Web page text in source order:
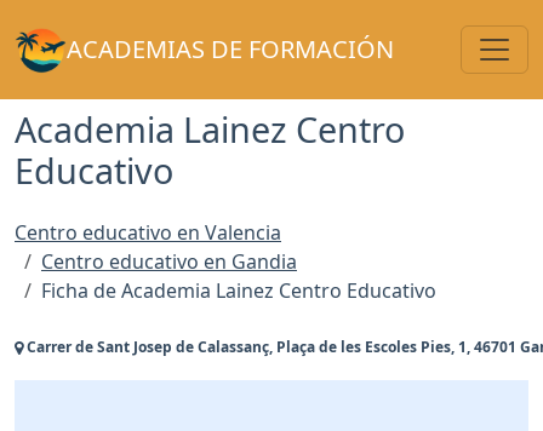
ACADEMIAS DE FORMACIÓN
Academia Lainez Centro
Educativo
Centro educativo en Valencia
Centro educativo en Gandia
Ficha de Academia Lainez Centro Educativo
Carrer de Sant Josep de Calassanç, Plaça de les Escoles Pies, 1, 46701